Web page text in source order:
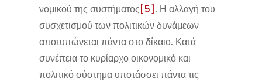
νομικού της συστήματος [5] . Η αλλαγή του
συσχετισμού των πολιτικών δυνάμεων
αποτυπώνεται πάντα στο δίκαιο. Κατά
συνέπεια το κυρίαρχο οικονομικό και
πολιτικό σύστημα υποτάσσει πάντα τις